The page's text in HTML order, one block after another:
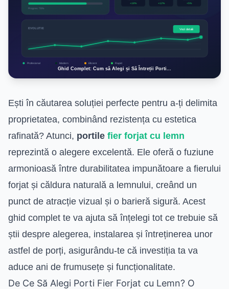
Ești în căutarea soluției perfecte pentru a-ți delimita
proprietatea, combinând rezistența cu estetica
rafinată? Atunci, portile fier forjat cu lemn
reprezintă o alegere excelentă. Ele oferă o fuziune
armonioasă între durabilitatea impunătoare a fierului
forjat și căldura naturală a lemnului, creând un
punct de atracție vizual și o barieră sigură. Acest
ghid complet te va ajuta să înțelegi tot ce trebuie să
știi despre alegerea, instalarea și întreținerea unor
astfel de porți, asigurându-te că investiția ta va
aduce ani de frumusețe și funcționalitate.
De Ce Să Alegi Porti Fier Forjat cu Lemn? O